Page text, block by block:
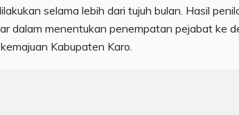
selama lebih dari tujuh bulan. Hasil
dalam menentukan penempatan pejabat ke
Kabupaten Karo.